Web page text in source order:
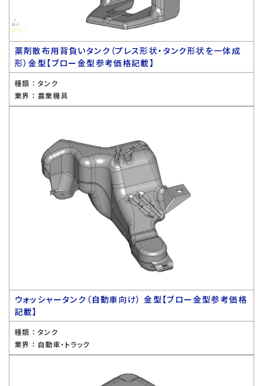
薬剤散布用背負いタンク（プレス形状・タンク形状を一体成
形）金型【ブロー金型参考価格記載】
種類 ： タンク
業界 ： 農業機具
ウォッシャータンク（自動車向け） 金型【ブロー金型参考価格
記載】
種類 ： タンク
業界 ： 自動車・トラック